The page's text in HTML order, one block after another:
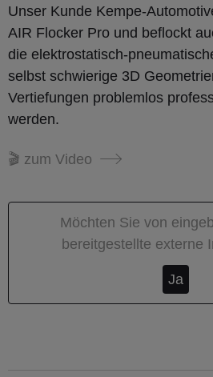
Unser Kunde Kempe-
AIR Flocker Pro und beflockt
die elektrostatisch-
selbst schwierige 3D
Vertiefungen problemlos
werden.
🎬 zum Video
Möchten Sie von
bereitgestellte externe
Ja